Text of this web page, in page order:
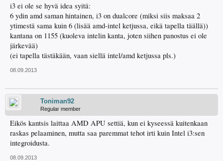
i3 ei ole se hyvä idea syitä:
6 ydin amd saman hintainen, i3 on dualcore (miksi siis maksaa 2
ytimestä sama kuin 6 (lisää amd-intel ketjussa, eikä tapella täällä))
kantana on 1155 (kuoleva intelin kanta, joten siihen panostus ei ole
järkevää)
(ei tapella tästäkään, vaan siellä intel/amd ketjussa pls.)
08.09.2013
Toniman92
Regular member
Eikös kantsis laittaa AMD APU settiä, kun ei kyseessä kuitenkaan
raskas pelaaminen, mutta saa paremmat tehot irti kuin Intel i3:sen
integroidusta.
08.09.2013